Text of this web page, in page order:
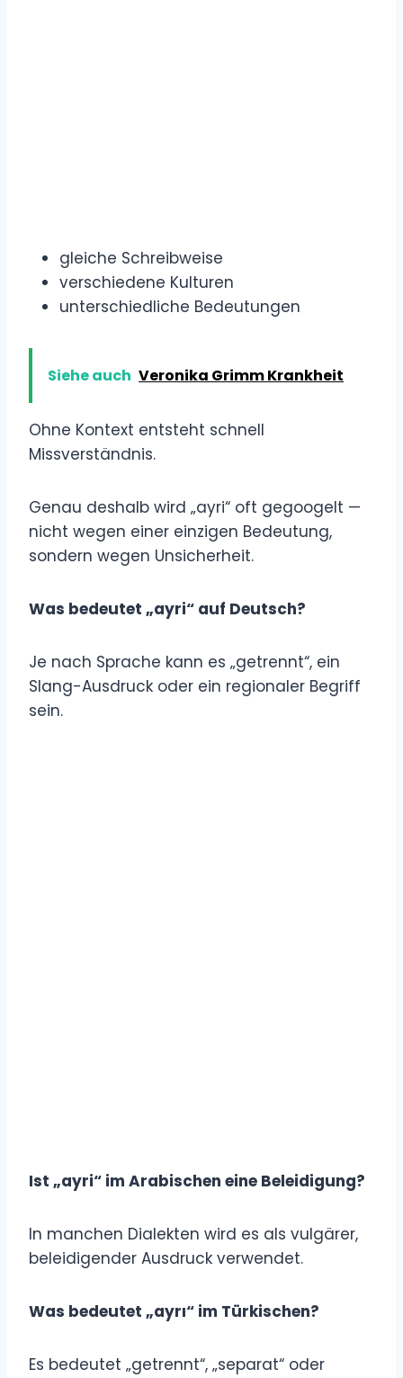
gleiche Schreibweise
verschiedene Kulturen
unterschiedliche Bedeutungen
Siehe auch Veronika Grimm Krankheit
Ohne Kontext entsteht schnell
Missverständnis.
Genau deshalb wird „ayri“ oft gegoogelt —
nicht wegen einer einzigen Bedeutung,
sondern wegen Unsicherheit.
Was bedeutet „ayri“ auf Deutsch?
Je nach Sprache kann es „getrennt“, ein
Slang-Ausdruck oder ein regionaler Begriff
sein.
Ist „ayri“ im Arabischen eine Beleidigung?
In manchen Dialekten wird es als vulgärer,
beleidigender Ausdruck verwendet.
Was bedeutet „ayrı“ im Türkischen?
Es bedeutet „getrennt“, „separat“ oder